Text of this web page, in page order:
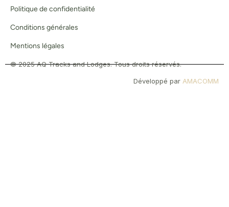
Politique de confidentialité
Conditions générales
Mentions légales
© 2025 AQ Tracks and Lodges. Tous droits réservés.​
Développé par AMACOMM